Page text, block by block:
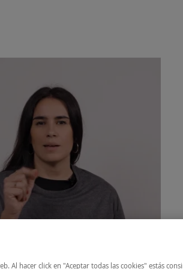
Al hacer click en "Aceptar todas las cookies" estás